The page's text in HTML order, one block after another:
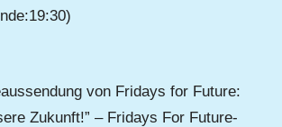
von Fridays for Future:
Zukunft!” – Fridays For Future-